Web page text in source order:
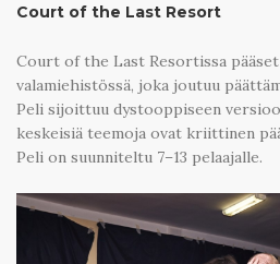
Court of the Last Resort
Court of the Last Resortissa
valamiehistössä, joka joutuu
Peli sijoittuu dystooppiseen
keskeisiä teemoja ovat kriittinen
Peli on suunniteltu 7–13 pelaajalle.